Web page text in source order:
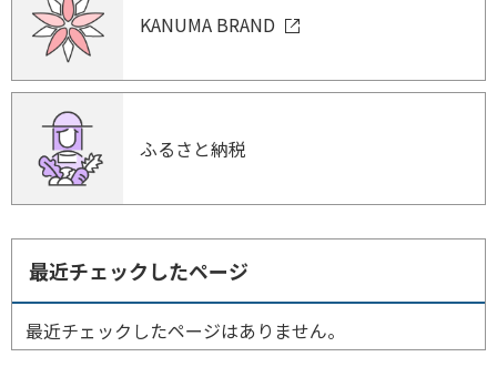
KANUMA BRAND
ふるさと納税
最近チェックしたページ
最近チェックしたページはありません。